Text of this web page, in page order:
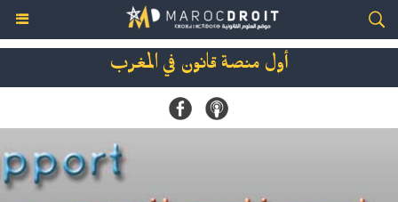
أول منصة قانون في المغرب